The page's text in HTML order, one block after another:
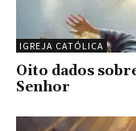
IGREJA CATÓLICA
Oito dados
Senhor